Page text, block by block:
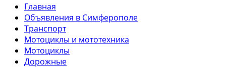
Главная
Объявления в Симферополе
Транспорт
Мотоциклы и мототехника
Мотоциклы
Дорожные